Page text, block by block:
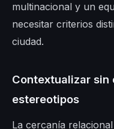
multinacional y un
necesitar criterios
ciudad.
Contextualizar sin
estereotipos
La cercanía